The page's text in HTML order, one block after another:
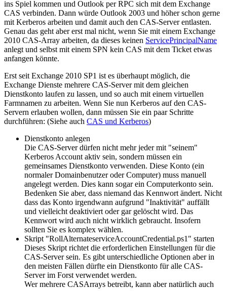
ins Spiel kommen und Outlook per RPC sich mit dem Exchange
CAS verbinden. Dann würde Outlook 2003 und höher schon gerne
mit Kerberos arbeiten und damit auch den CAS-Server entlasten.
Genau das geht aber erst mal nicht, wenn Sie mit einem Exchange
2010 CAS-Array arbeiten, da dieses keinen ServicePrincipalName
anlegt und selbst mit einem SPN kein CAS mit dem Ticket etwas
anfangen könnte.
Erst seit Exchange 2010 SP1 ist es überhaupt möglich, die
Exchange Dienste mehrere CAS-Server mit dem gleichen
Dienstkonto laufen zu lassen, und so auch mit einem virtuellen
Farmnamen zu arbeiten. Wenn Sie nun Kerberos auf den CAS-
Servern erlauben wollen, dann müssen Sie ein paar Schritte
durchführen: (Siehe auch CAS und Kerberos)
Dienstkonto anlegen
Die CAS-Server dürfen nicht mehr jeder mit "seinem"
Kerberos Account aktiv sein, sondern müssen ein
gemeinsames Dienstkonto verwenden. Diese Konto (ein
normaler Domainbenutzer oder Computer) muss manuell
angelegt werden. Dies kann sogar ein Computerkonto sein.
Bedenken Sie aber, dass niemand das Kennwort ändert. Nicht
dass das Konto irgendwann aufgrund "Inaktivität" auffällt
und vielleicht deaktiviert oder gar gelöscht wird. Das
Kennwort wird auch nicht wirklich gebraucht. Insofern
sollten Sie es komplex wählen.
Skript "RollAlternateserviceAccountCredential.ps1" starten
Dieses Skript richtet die erforderlichen Einstellungen für die
CAS-Server sein. Es gibt unterschiedliche Optionen aber in
den meisten Fällen dürfte ein Dienstkonto für alle CAS-
Server im Forst verwendet werden.
Wer mehrere CASArrays betreibt, kann aber natürlich auch